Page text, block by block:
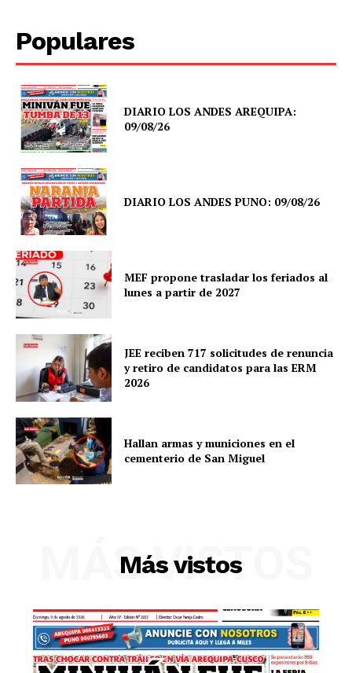
Populares
DIARIO LOS ANDES AREQUIPA:
09/08/26
DIARIO LOS ANDES PUNO: 09/08/26
MEF propone trasladar los feriados al
lunes a partir de 2027
JEE reciben 717 solicitudes de renuncia
y retiro de candidatos para las ERM
2026
Hallan armas y municiones en el
cementerio de San Miguel
Más vistos
MÁS VISTOS